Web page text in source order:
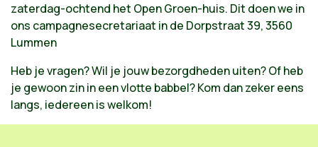
zaterdag-ochtend het Open Groen-huis. Dit doen we in
ons campagnesecretariaat in de Dorpstraat 39, 3560
Lummen
Heb je vragen? Wil je jouw bezorgdheden uiten? Of heb
je gewoon zin in een vlotte babbel? Kom dan zeker eens
langs, iedereen is welkom!